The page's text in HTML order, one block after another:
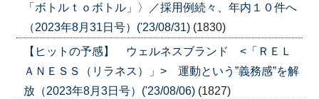
「ボトルｔｏボトル」〉／採用例続々、年内１０件へ
（2023年8月31日号）('23/08/31) (1830)
【ヒットの予感】 ウェルネスブランド <「ＲＥＬ
ＡＮＥＳＳ（リラネス）」> 運動という”義務感”を解
放（2023年8月3日号）('23/08/06) (1827)